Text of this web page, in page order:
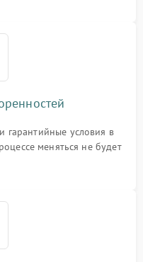
гарантийные условия в
меняться не будет